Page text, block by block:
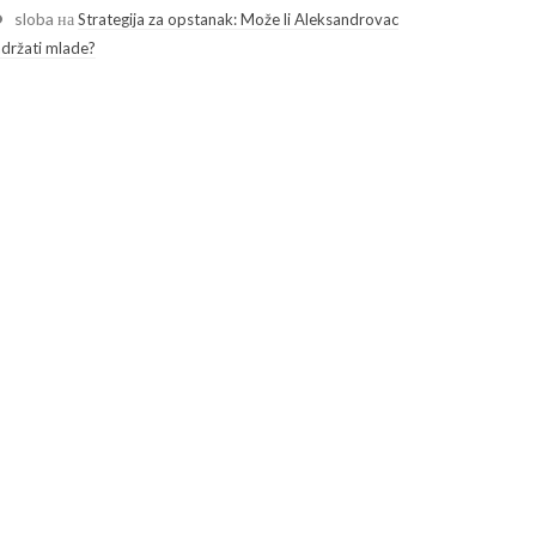
sloba наStrategija za opstanak: Može li Aleksandrovac
mlade?